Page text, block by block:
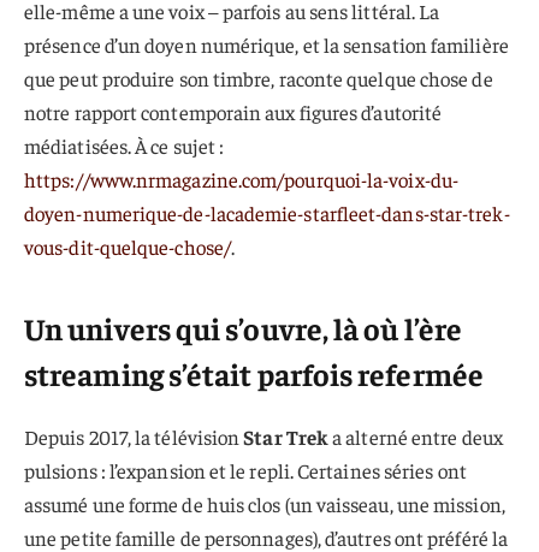
elle-même a une voix – parfois au sens littéral. La
présence d’un doyen numérique, et la sensation familière
que peut produire son timbre, raconte quelque chose de
notre rapport contemporain aux figures d’autorité
médiatisées. À ce sujet :
https://www.nrmagazine.com/pourquoi-la-voix-du-
doyen-numerique-de-lacademie-starfleet-dans-star-trek-
vous-dit-quelque-chose/.
Un univers qui s’ouvre, là où l’ère
streaming s’était parfois refermée
Depuis 2017, la télévisionStar Treka alterné entre deux
pulsions : l’expansion et le repli. Certaines séries ont
assumé une forme de huis clos (un vaisseau, une mission,
une petite famille de personnages), d’autres ont préféré la